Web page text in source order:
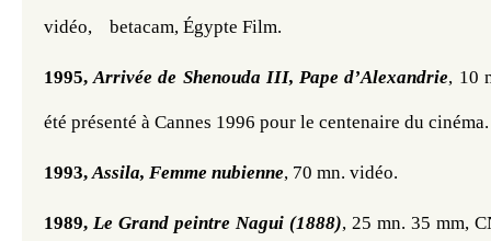
vidéo, betacam, Égypte Film.
1995, Arrivée de Shenouda III, Pape d’Alexandrie, 10
été présenté à Cannes 1996 pour le centenaire du cinéma.
1993, Assila, Femme nubienne, 70 mn. vidéo.
1989, Le Grand peintre Nagui (1888), 25 mn. 35 mm,